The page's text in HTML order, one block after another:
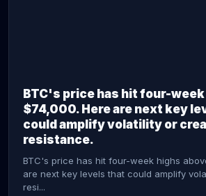
BTC's price has hit four-
$74,000. Here are next key
could amplify volatility or
resistance.
BTC's price has hit four-week highs
are next key levels that could amplify
resi...